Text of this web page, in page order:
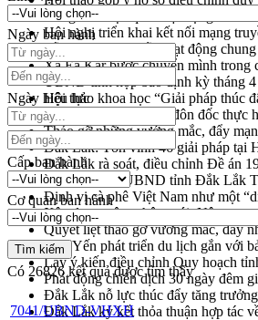
Nâng cao hiệu quả hoạt động của
Hội nghị triển khai kết nối mạng
Lễ phát động chuỗi hoạt động
Xã Ea Kar bước chuyển mình trong
UBND tỉnh họp báo định kỳ tháng 4
Hội thảo khoa học “Giải pháp thúc
Tăng cường giám sát, đôn đốc thực
Tháo gỡ những vướng mắc, đẩy
Đắk Lắk: Tôn vinh 46 giải pháp tại
Đắk Lắk rà soát, điều chỉnh Đề án
Phó Chủ tịch UBND tỉnh Đắk Lắk
Định vị cà phê Việt Nam như một
Xây dựng nông thôn mới: Nâng
Quyết liệt tháo gỡ vướng mắc, đẩy
Hòn Yến phát triển du lịch gắn với
Lấy ý kiến điều chỉnh Quy hoạch
Phát động chiến dịch 30 ngày đêm
Đắk Lắk nỗ lực thúc đẩy tăng
Đắk Lắk ký kết thỏa thuận hợp tác
Ngày ban hành
Ngày hiệu lực
Cấp ban hành
Cơ quan ban hành
Có 26826kết quả được tìm thấy
7041/UBND-VHXH